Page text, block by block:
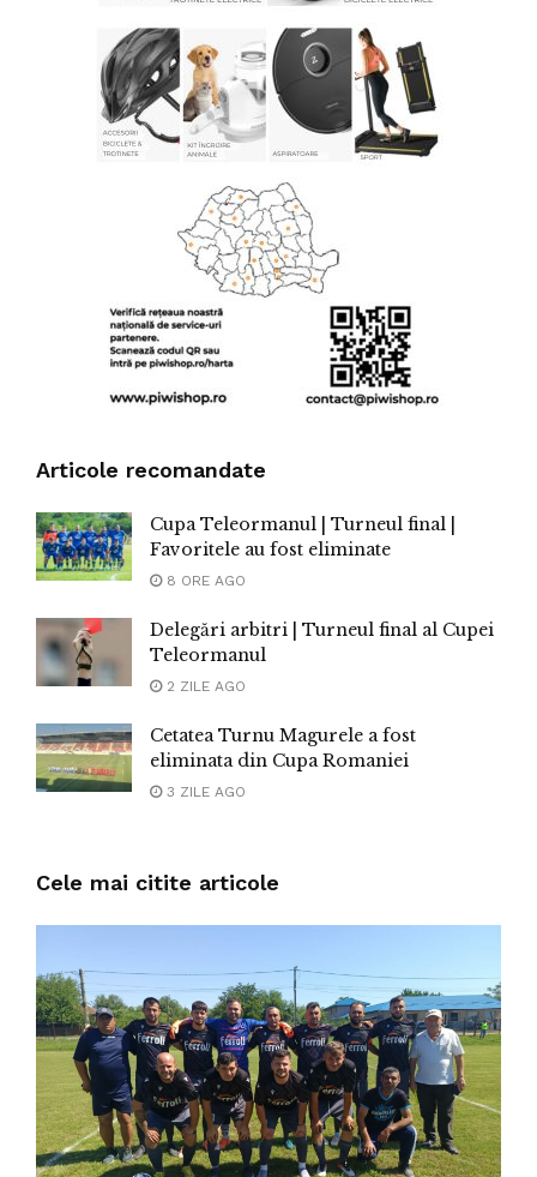
Articole recomandate
Cupa Teleormanul | Turneul final |
Favoritele au fost eliminate
8 ORE AGO
Delegări arbitri | Turneul final al Cupei
Teleormanul
2 ZILE AGO
Cetatea Turnu Magurele a fost
eliminata din Cupa Romaniei
3 ZILE AGO
Cele mai citite articole